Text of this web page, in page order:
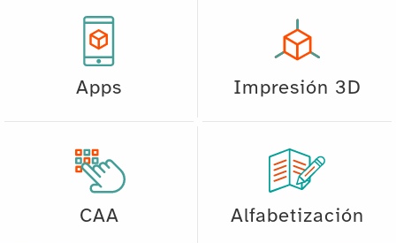
Apps Impresión 3D
CAA Alfabetización